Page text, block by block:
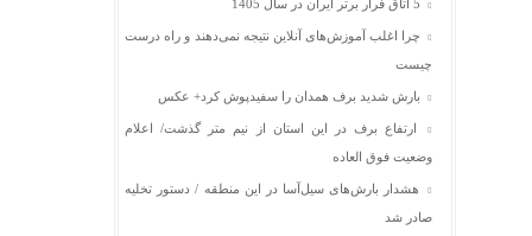
چرا اغلب آموزش‌های آنلاین نتیجه نمی‌دهند و راه درست
چیست
بارش شدید برف همدان را سفیدپوش کرد+ عکس
ارتفاع برف در این استان از نیم متر گذشت/ اعلام
وضعیت فوق العاده
هشدار بارش‌های سیل‌آسا در این منطقه / دستور تخلیه
صادر شد